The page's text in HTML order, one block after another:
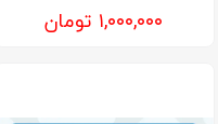
۱,۰۰۰,۰۰۰ تومان